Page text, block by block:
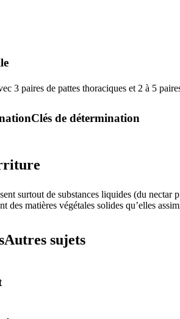
3 paires de pattes thoraciques et 2 à 5
Clés de détermination
surtout de substances liquides (du nectar
des matières végétales solides qu’elles
Autres sujets